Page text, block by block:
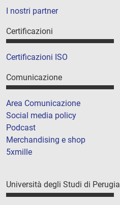
I nostri partner
Certificazioni
Certificazioni ISO
Comunicazione
Area Comunicazione
Social media policy
Podcast
Merchandising e shop
5xmille
Università degli Studi di Perugia